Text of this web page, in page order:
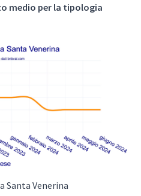
medio per la tipologia
Santa Venerina